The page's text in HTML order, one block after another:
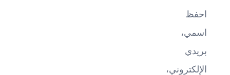
احفظ
اسمي،
بريدي
الإلكتروني،